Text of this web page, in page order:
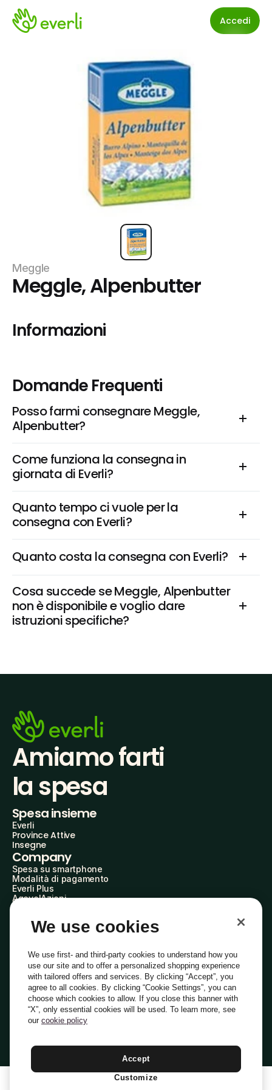
Accedi
Meggle
Meggle, Alpenbutter
Informazioni
Domande Frequenti
Posso farmi consegnare Meggle,
Alpenbutter?
Come funziona la consegna in
giornata di Everli?
Quanto tempo ci vuole per la
consegna con Everli?
Quanto costa la consegna con Everli?
Cosa succede se Meggle, Alpenbutter
non è disponibile e voglio dare
istruzioni specifiche?
Amiamo farti
la spesa
Spesa insieme
Everli
Province Attive
Insegne
Company
Spesa su smartphone
Modalità di pagamento
Everli Plus
AgevolAzioni
Everli Shoppers
Scopri chi siamo
Domande frequenti
Lavora con noi
Diventa Shopper
Investitori
PrivacyCookiePreferenze Cookie
Termini e Condizioni
Italiano
We use cookies
We use first- and third-party cookies to understand how you
use our site and to offer a personalized shopping experience
with tailored offers and services. By clicking “Accept”, you
agree to all cookies. By clicking “Cookie Settings”, you can
choose which cookies to allow. If you close this banner with
“X”, only essential cookies will be used. To learn more, see
our cookie policy
Accept
Customize